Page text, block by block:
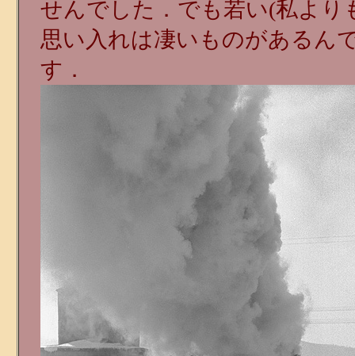
せんでした．でも若い(私より
思い入れは凄いものがあるん
す．